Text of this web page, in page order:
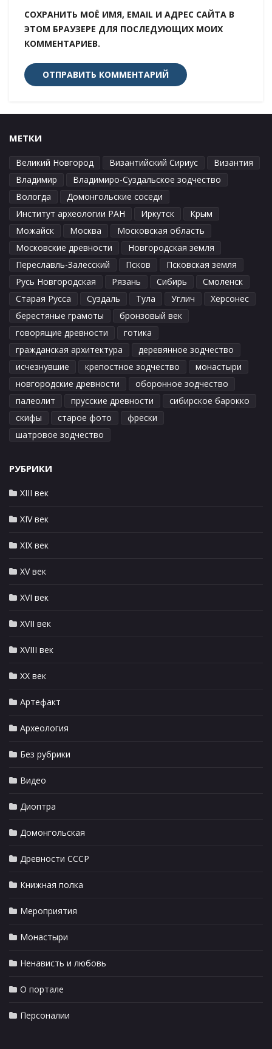
СОХРАНИТЬ МОЁ ИМЯ, EMAIL И АДРЕС САЙТА В
ЭТОМ БРАУЗЕРЕ ДЛЯ ПОСЛЕДУЮЩИХ МОИХ
КОММЕНТАРИЕВ.
МЕТКИ
Великий Новгород Византийский Сириус
Византия
Владимир
Владимиро-Суздальское зодчество
Вологда
Домонгольские соседи
Институт археологии РАН
Иркутск
Крым
Можайск
Москва
Московская область
Московские древности
Новгородская земля
Переславль-Залесский
Псков
Псковская земля
Русь Новгородская
Рязань Сибирь
Смоленск
Старая Русса
Суздаль Тула Углич
Херсонес
берестяные грамоты
бронзовый век
говорящие древности
готика
гражданская архитектура
деревянное зодчество
исчезнувшие
крепостное зодчество
монастыри
новгородские древности
оборонное зодчество
палеолит
прусские древности
сибирское барокко
скифы
старое фото
фрески
шатровое зодчество
РУБРИКИ
XIII век
XIV век
XIX век
XV век
XVI век
XVII век
XVIII век
XX век
Артефакт
Археология
Без рубрики
Видео
Диоптра
Домонгольская
Древности СССР
Книжная полка
Мероприятия
Монастыри
Ненависть и любовь
О портале
Персоналии